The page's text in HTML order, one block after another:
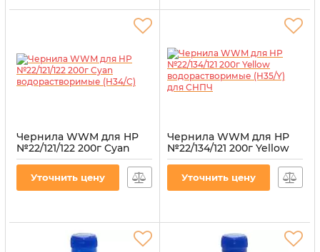
Чернила WWM для HP
№22/121/122 200г Cyan
водорастворимые
Уточнить цену
Чернила WWM для HP
№22/134/121 200г Yellow
водорастворимые
Уточнить цену